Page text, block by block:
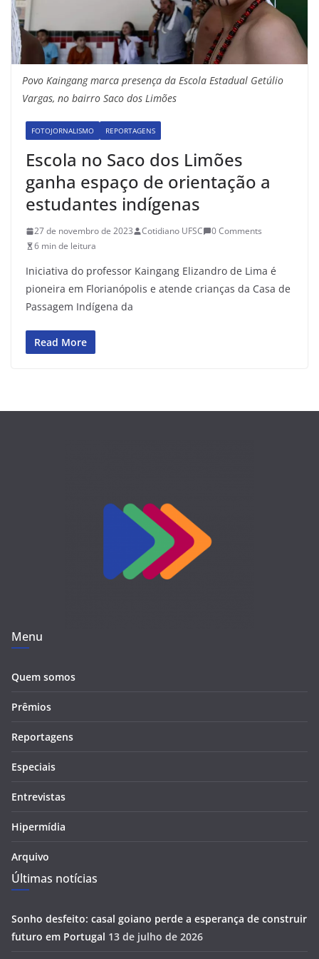
Povo Kaingang marca presença da Escola Estadual Getúlio
Vargas, no bairro Saco dos Limões
FOTOJORNALISMO REPORTAGENS
Escola no Saco dos Limões
ganha espaço de orientação a
estudantes indígenas
27 de novembro de 2023 Cotidiano UFSC
0 Comments
6 min de leitura
Iniciativa do professor Kaingang Elizandro de Lima é
pioneira em Florianópolis e atende crianças da Casa de
Passagem Indígena da
Read More
Menu
Quem somos
Prêmios
Reportagens
Especiais
Entrevistas
Hipermídia
Arquivo
Últimas notícias
Sonho desfeito: casal goiano perde a esperança de construir
futuro em Portugal 13 de julho de 2026